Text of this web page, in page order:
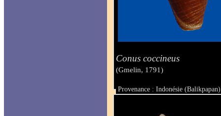
Conus coccineus
(Gmelin, 1791)
Provenance : Indonésie (Balikpapan)
Taille : 45.3 mm